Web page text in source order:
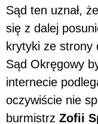
Sąd ten uznał,
się z dalej
krytyki ze strony
Sąd Okręgowy
internecie
oczywiście nie
burmistrz Zofii